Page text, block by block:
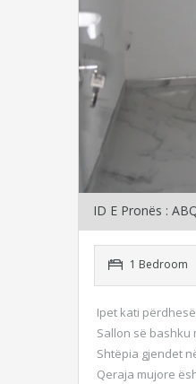
ID E Pronës :
1 Bedroom
Ipet kati
Sallon së bashku
Shtëpia gjendet
Qeraja mujore